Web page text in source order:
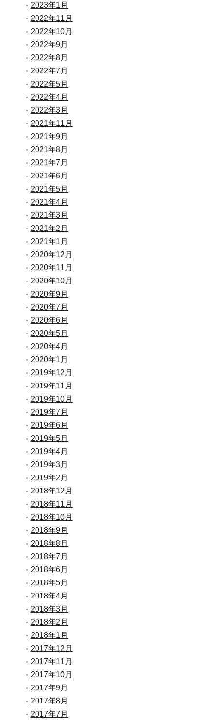
2023年1月
2022年11月
2022年10月
2022年9月
2022年8月
2022年7月
2022年5月
2022年4月
2022年3月
2021年11月
2021年9月
2021年8月
2021年7月
2021年6月
2021年5月
2021年4月
2021年3月
2021年2月
2021年1月
2020年12月
2020年11月
2020年10月
2020年9月
2020年7月
2020年6月
2020年5月
2020年4月
2020年1月
2019年12月
2019年11月
2019年10月
2019年7月
2019年6月
2019年5月
2019年4月
2019年3月
2019年2月
2018年12月
2018年11月
2018年10月
2018年9月
2018年8月
2018年7月
2018年6月
2018年5月
2018年4月
2018年3月
2018年2月
2018年1月
2017年12月
2017年11月
2017年10月
2017年9月
2017年8月
2017年7月